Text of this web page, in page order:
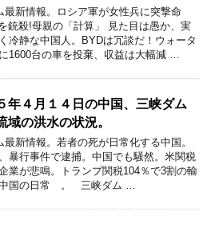
最新情報。ロシア軍が女性兵に突撃命
銃殺!母親の「計算」 見た目は愚か、実
冷静な中国人。BYDは冗談だ！ウォータ
1600台の車を投棄、収益は大幅減 …
年４月１４日の中国、三峡ダム
域の洪水の状況。
最新情報。若者の死が日常化する中国。
暴行事件で逮捕。中国でも騒然。米関税
業が悲鳴。トランプ関税104％で3割の輸
中国の日常 。 三峡ダム …